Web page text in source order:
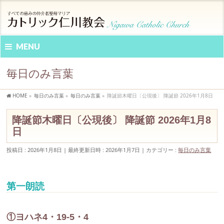
MENU
毎日のみ言葉
HOME » 毎日のみ言葉 » 毎日のみ言葉 » 降誕節木曜日〔公現後〕 降誕節 2026年1月8日
降誕節木曜日〔公現後〕 降誕節 2026年1月8
日
投稿日 : 2026年1月8日 最終更新日時 : 2026年1月7日 カテゴリー :毎日のみ言葉
第一朗読
①ヨハネ4・19-5・4